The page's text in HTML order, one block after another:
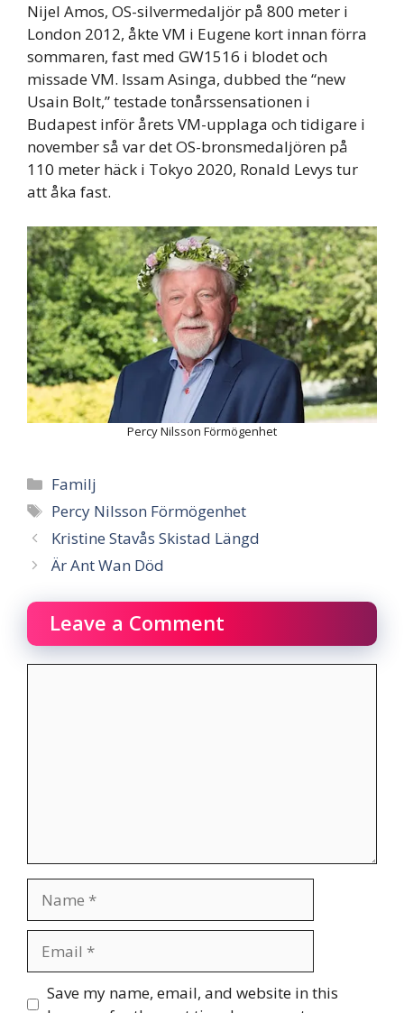
Nijel Amos, OS-silvermedaljör på 800 meter i
London 2012, åkte VM i Eugene kort innan förra
sommaren, fast med GW1516 i blodet och
missade VM. Issam Asinga, dubbed the “new
Usain Bolt,” testade tonårssensationen i
Budapest inför årets VM-upplaga och tidigare i
november så var det OS-bronsmedaljören på
110 meter häck i Tokyo 2020, Ronald Levys tur
att åka fast.
Percy Nilsson Förmögenhet
Categories
Familj
Tags
Percy Nilsson Förmögenhet
Kristine Stavås Skistad Längd
Är Ant Wan Död
Leave a Comment
Website
Save my name, email, and website in this